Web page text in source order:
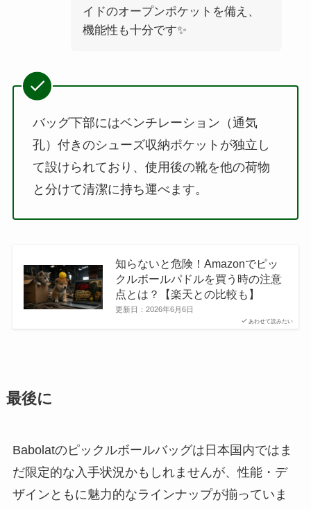
イドのオープンポケットを備え、
機能性も十分です✨️
バッグ下部にはベンチレーション（通気
孔）付きのシューズ収納ポケットが独立し
て設けられており、使用後の靴を他の荷物
と分けて清潔に持ち運べます。
あわせて読みたい
知らないと危険！Amazonでピッ
クルボールパドルを買う時の注意
点とは？【楽天との比較も】
更新日： 2026年6月6日
最後に
Babolatのピックルボールバッグは日本国内ではま
だ限定的な入手状況かもしれませんが、性能・デ
ザインともに魅力的なラインナップが揃っていま